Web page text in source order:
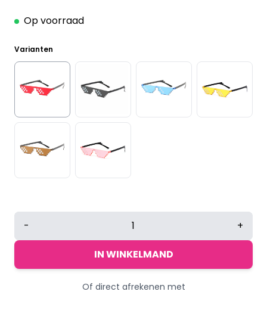
Op voorraad
Varianten
Thug
Partybril
- +
IN WINKELMAND
Of direct afrekenen met